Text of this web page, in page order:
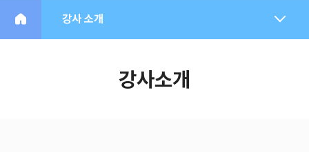
강사 소개
강사소개